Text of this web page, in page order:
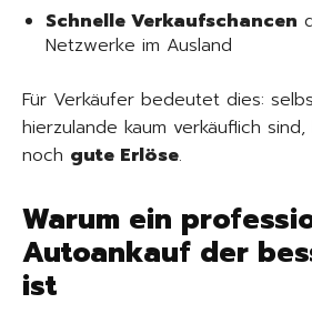
Schnelle Verkaufschancen
Netzwerke im Ausland
Für Verkäufer bedeutet dies:
hierzulande kaum verkäuflich
noch gute Erlöse.
Warum ein
Autoankauf der
ist